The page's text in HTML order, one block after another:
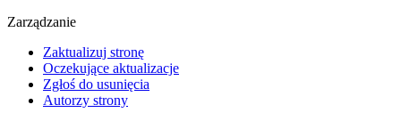
Zarządzanie
Zaktualizuj stronę
Oczekujące aktualizacje
Zgłoś do usunięcia
Autorzy strony